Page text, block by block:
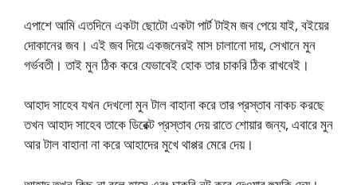
এপাশে আমি এতদিনে একটা ছোটো একটা পার্ট টাইম জব পেয়ে যাই, বইয়ের
দোকানের জব। এই জব দিয়ে একজনেরই মাস চালানো দায়, সেখানে মুন
গর্ভবতী। তাই মুন ঠিক করে যেভাবেই হোক তার চাকরি ঠিক রাখবেই।
আহাদ সাহেব যখন দেখলো মুন টাল বাহানা করে তার প্রস্তাব নাকচ করছে
তখন আহাদ সাহেব তাকে ডিরেক্ট প্রস্তাব দেয় রাতে শোয়ার জন্য, এবারে মুন
আর টাল বাহানা না করে আহাদের মুখে থাপ্পর মেরে দেয়।